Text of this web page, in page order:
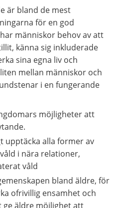
är bland de mest
för en god
människor behov av att
känna sig inkluderade
sina egna liv och
mellan människor och
i en fungerande
möjligheter att
upptäcka alla former av
i nära relationer,
våld
bland äldre, för
ofrivillig ensamhet och
ge äldre möjlighet att